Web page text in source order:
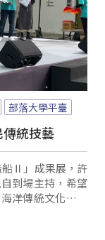
部落大學平臺
統技藝
船Ⅱ」成果展，許
到場主持，希望
洋傳統文化與工